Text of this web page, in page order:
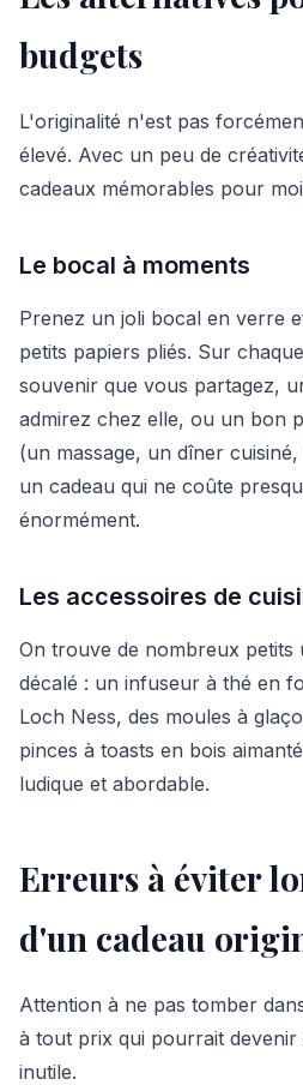
budgets
L'originalité n'est pas
élevé. Avec un peu de
cadeaux mémorables pour
Le bocal à moments
Prenez un joli bocal en verre
petits papiers pliés. Sur
souvenir que vous partagez,
admirez chez elle, ou un bon
(un massage, un dîner
un cadeau qui ne coûte
énormément.
Les accessoires de
On trouve de nombreux petits
décalé : un infuseur à thé en
Loch Ness, des moules à
pinces à toasts en bois
ludique et abordable.
Erreurs à éviter
d'un cadeau
Attention à ne pas tomber
à tout prix qui pourrait devenir
inutile.